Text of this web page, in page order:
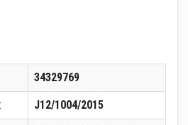
34329769
J12/1004/2015